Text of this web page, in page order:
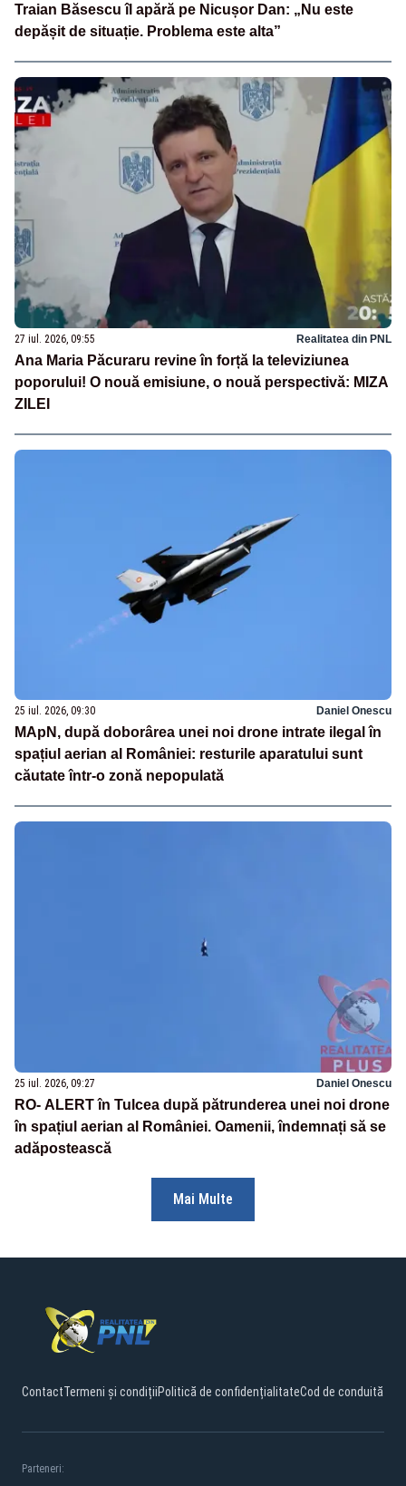
Traian Băsescu îl apără pe Nicușor Dan: „Nu este
depășit de situație. Problema este alta”
27 iul. 2026, 09:55 Realitatea din PNL
Ana Maria Păcuraru revine în forță la televiziunea
poporului! O nouă emisiune, o nouă perspectivă: MIZA
ZILEI
25 iul. 2026, 09:30 Daniel Onescu
MApN, după doborârea unei noi drone intrate ilegal în
spațiul aerian al României: resturile aparatului sunt
căutate într-o zonă nepopulată
25 iul. 2026, 09:27 Daniel Onescu
RO- ALERT în Tulcea după pătrunderea unei noi drone
în spațiul aerian al României. Oamenii, îndemnați să se
adăpostească
Mai Multe
ContactTermeni și condițiiPolitică de confidențialitateCod de conduită
Parteneri: